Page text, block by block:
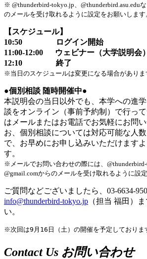
※ @thunderbird-tokyo.jp、@thunderbird.asu.edu
のメールを受け取れるように設定をお願いします
【スケジュール】
10:50 ログイン開始
11:00-12:00 ウェビナー（大学説明会
12:10 終了
※当日のスケジュールは変更になる場合がありま
●個別相談 随時開催中●
本説明会の当日以外でも、本学への進
談をオンライン（事前予約制）で行っ
はメールまたはお電話でお気軽にお問
お、個別相談については対応可能な人
で、お早めにお申し込みいただけます
す。
※メールでお問い合わせの際には、
@gmail.comからのメールを受け取れるように設
ご質問などございましたら、03-6634-
info@thunderbird-tokyo.jp （担当 福田）
い。
※次回は9月16日（土）の開催を予定しており
Contact Us お問い合わせ